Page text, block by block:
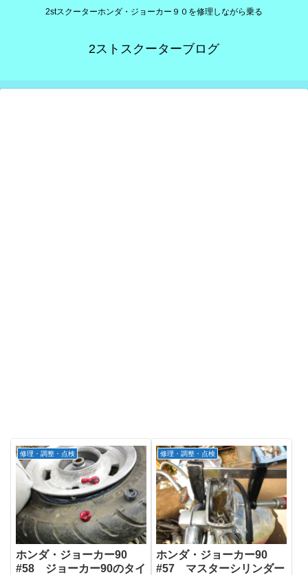
2stスクーターホンダ・ジョーカー９０を修理しながら乗る
2ストスクーターブログ
修理・調整・点検
ホンダ・ジョーカー90
#58 ジョーカー90のタイ
修理・調整・点検
ホンダ・ジョーカー90
#57 マスターシリンダー